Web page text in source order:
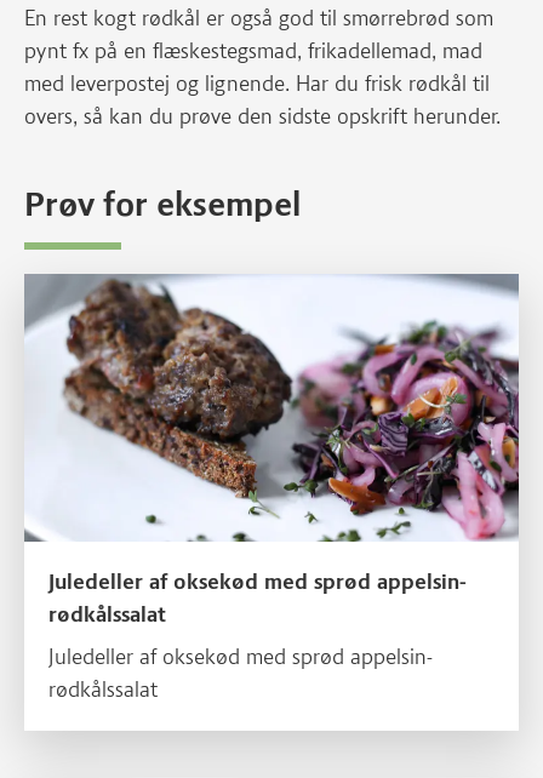
En rest kogt rødkål er også god til smørrebrød som
pynt fx på en flæskestegsmad, frikadellemad, mad
med leverpostej og lignende. Har du frisk rødkål til
overs, så kan du prøve den sidste opskrift herunder.
Prøv for eksempel
Læs mere om Juledeller af oksekød med sprød appelsin-
Juledeller af oksekød med sprød appelsin-
rødkålssalat
Juledeller af oksekød med sprød appelsin-
rødkålssalat